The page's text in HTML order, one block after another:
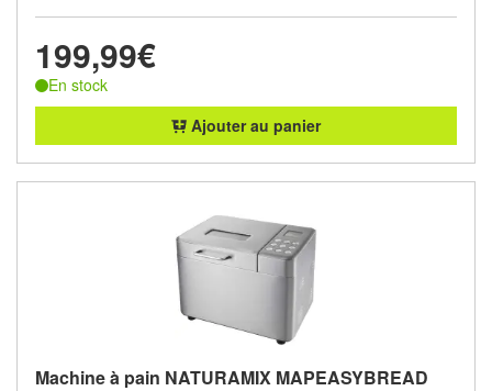
199,99€
En stock
Ajouter au panier
Machine à pain NATURAMIX MAPEASYBREAD